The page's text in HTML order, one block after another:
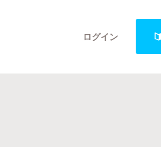
ログイン